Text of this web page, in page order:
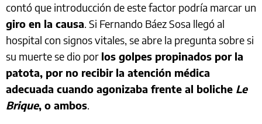
contó que introducción de este factor podría marcar un
giro en la causa. Si Fernando Báez Sosa llegó al
hospital con signos vitales, se abre la pregunta sobre si
su muerte se dio por los golpes propinados por la
patota, por no recibir la atención médica
adecuada cuando agonizaba frente al boliche Le
Brique, o ambos.